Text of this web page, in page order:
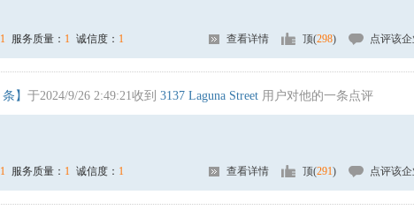
1 服务质量： 1 诚信度： 1 查看详情 顶(298) 点评该企
条】 于2024/9/26 2:49:21收到 3137 Laguna Street 用户对他的一条点评
1 服务质量： 1 诚信度： 1 查看详情 顶(291) 点评该企